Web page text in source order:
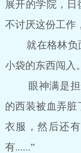
展开的学院，
不讨厌这份工作
就在格林负面
小袋的东西闯入。
眼神满是担
的西装被血弄脏
衣服，然后还
有......”